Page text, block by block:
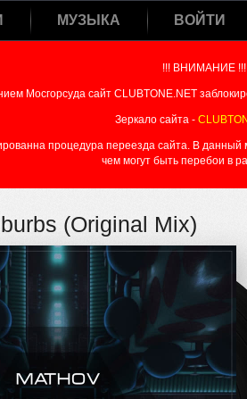
МУЗЫКА ВОЙТИ
!!! ВНИМАНИЕ !!!
Мосгорсуда сайт CLUBTONE.NET
Зеркало сайта -
процедура переезда сайта. В данный
чем могут быть перебои в
(Original Mix)